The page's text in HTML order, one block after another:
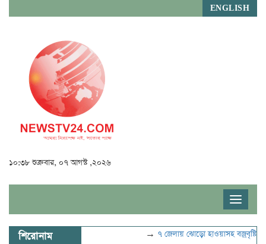
ENGLISH
১০:৩৮ শুক্রবার, ০৭ আগস্ট ,২০২৬
Toggle
শিরোনাম ৭ জেলায় ঝোড়ো হাওয়াসহ বজ্রবৃষ্টির শঙ্কা